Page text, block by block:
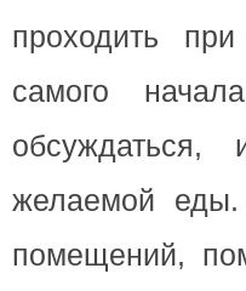
проходить
самого
желаемой еды.
помещений,